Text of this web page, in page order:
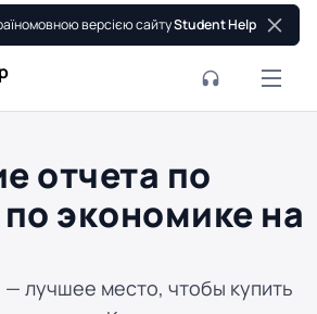
версією сайтуStudent Help
отчета по
экономике на
лучшее место, чтобы купить